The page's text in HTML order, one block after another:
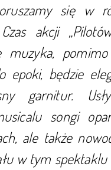
się w
akcji
muzyka,
epoki, będzie
garnitur.
songi
ale także
w tym spektaklu